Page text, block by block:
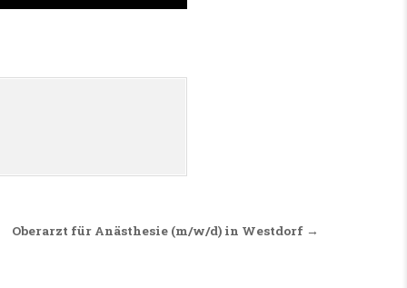
Oberarzt für Anästhesie (m/w/d) in Westdorf →